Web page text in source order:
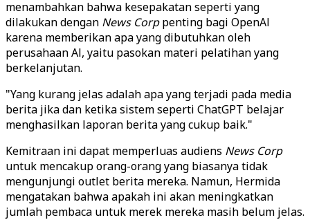
menambahkan bahwa kesepakatan seperti yang
dilakukan dengan News Corppenting bagi OpenAl
karena memberikan apa yang dibutuhkan oleh
perusahaan Al, yaitu pasokan materi pelatihan yang
berkelanjutan.
"Yang kurang jelas adalah apa yang terjadi pada media
berita jika dan ketika sistem seperti ChatGPT belajar
menghasilkan laporan berita yang cukup baik."
Kemitraan ini dapat memperluas audiens News Corp
untuk mencakup orang-orang yang biasanya tidak
mengunjungi outlet berita mereka. Namun, Hermida
mengatakan bahwa apakah ini akan meningkatkan
jumlah pembaca untuk merek mereka masih belum jelas.